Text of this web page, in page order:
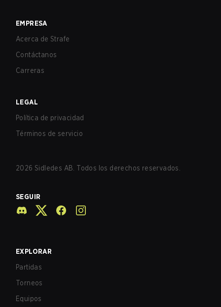
EMPRESA
Acerca de Strafe
Contáctanos
Carreras
LEGAL
Política de privacidad
Términos de servicio
2026 Sidledes AB. Todos los derechos reservados.
SEGUIR
EXPLORAR
Partidas
Torneos
Equipos